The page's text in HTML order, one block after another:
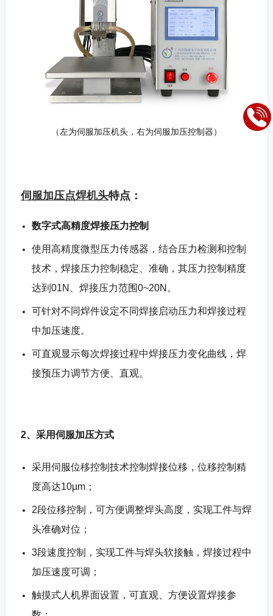
（左为伺服加压机头，右为伺服加压控制器）
伺服加压点焊机头特点：
数字式高精度焊接压力控制
使用高精度微型压力传感器，结合压力检测和控制
技术，焊接压力控制稳定、准确，其压力控制精度
达到01N、焊接压力范围0~20N。
可针对不同焊件设定不同焊接启动压力和焊接过程
中加压速度。
可直观显示每次焊接过程中焊接压力变化曲线，焊
接预压力调节方便、直观。
2、采用伺服加压方式
采用伺服位移控制技术控制焊接位移，位移控制精
度高达10µm；
2段位移控制，可方便调整焊头高度，实现工件与焊
头准确对位；
3段速度控制，实现工件与焊头软接触，焊接过程中
加压速度可调；
触摸式人机界面设置，可直观、方便设置焊接参